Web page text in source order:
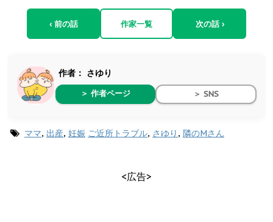
‹ 前の話 作家一覧 次の話 ›
作者： さゆり
＞ 作者ページ ＞ SNS
ママ, 出産, 妊娠 ご近所トラブル, さゆり , 隣のMさん
<広告>